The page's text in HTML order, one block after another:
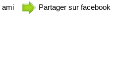
ami Partager sur facebook